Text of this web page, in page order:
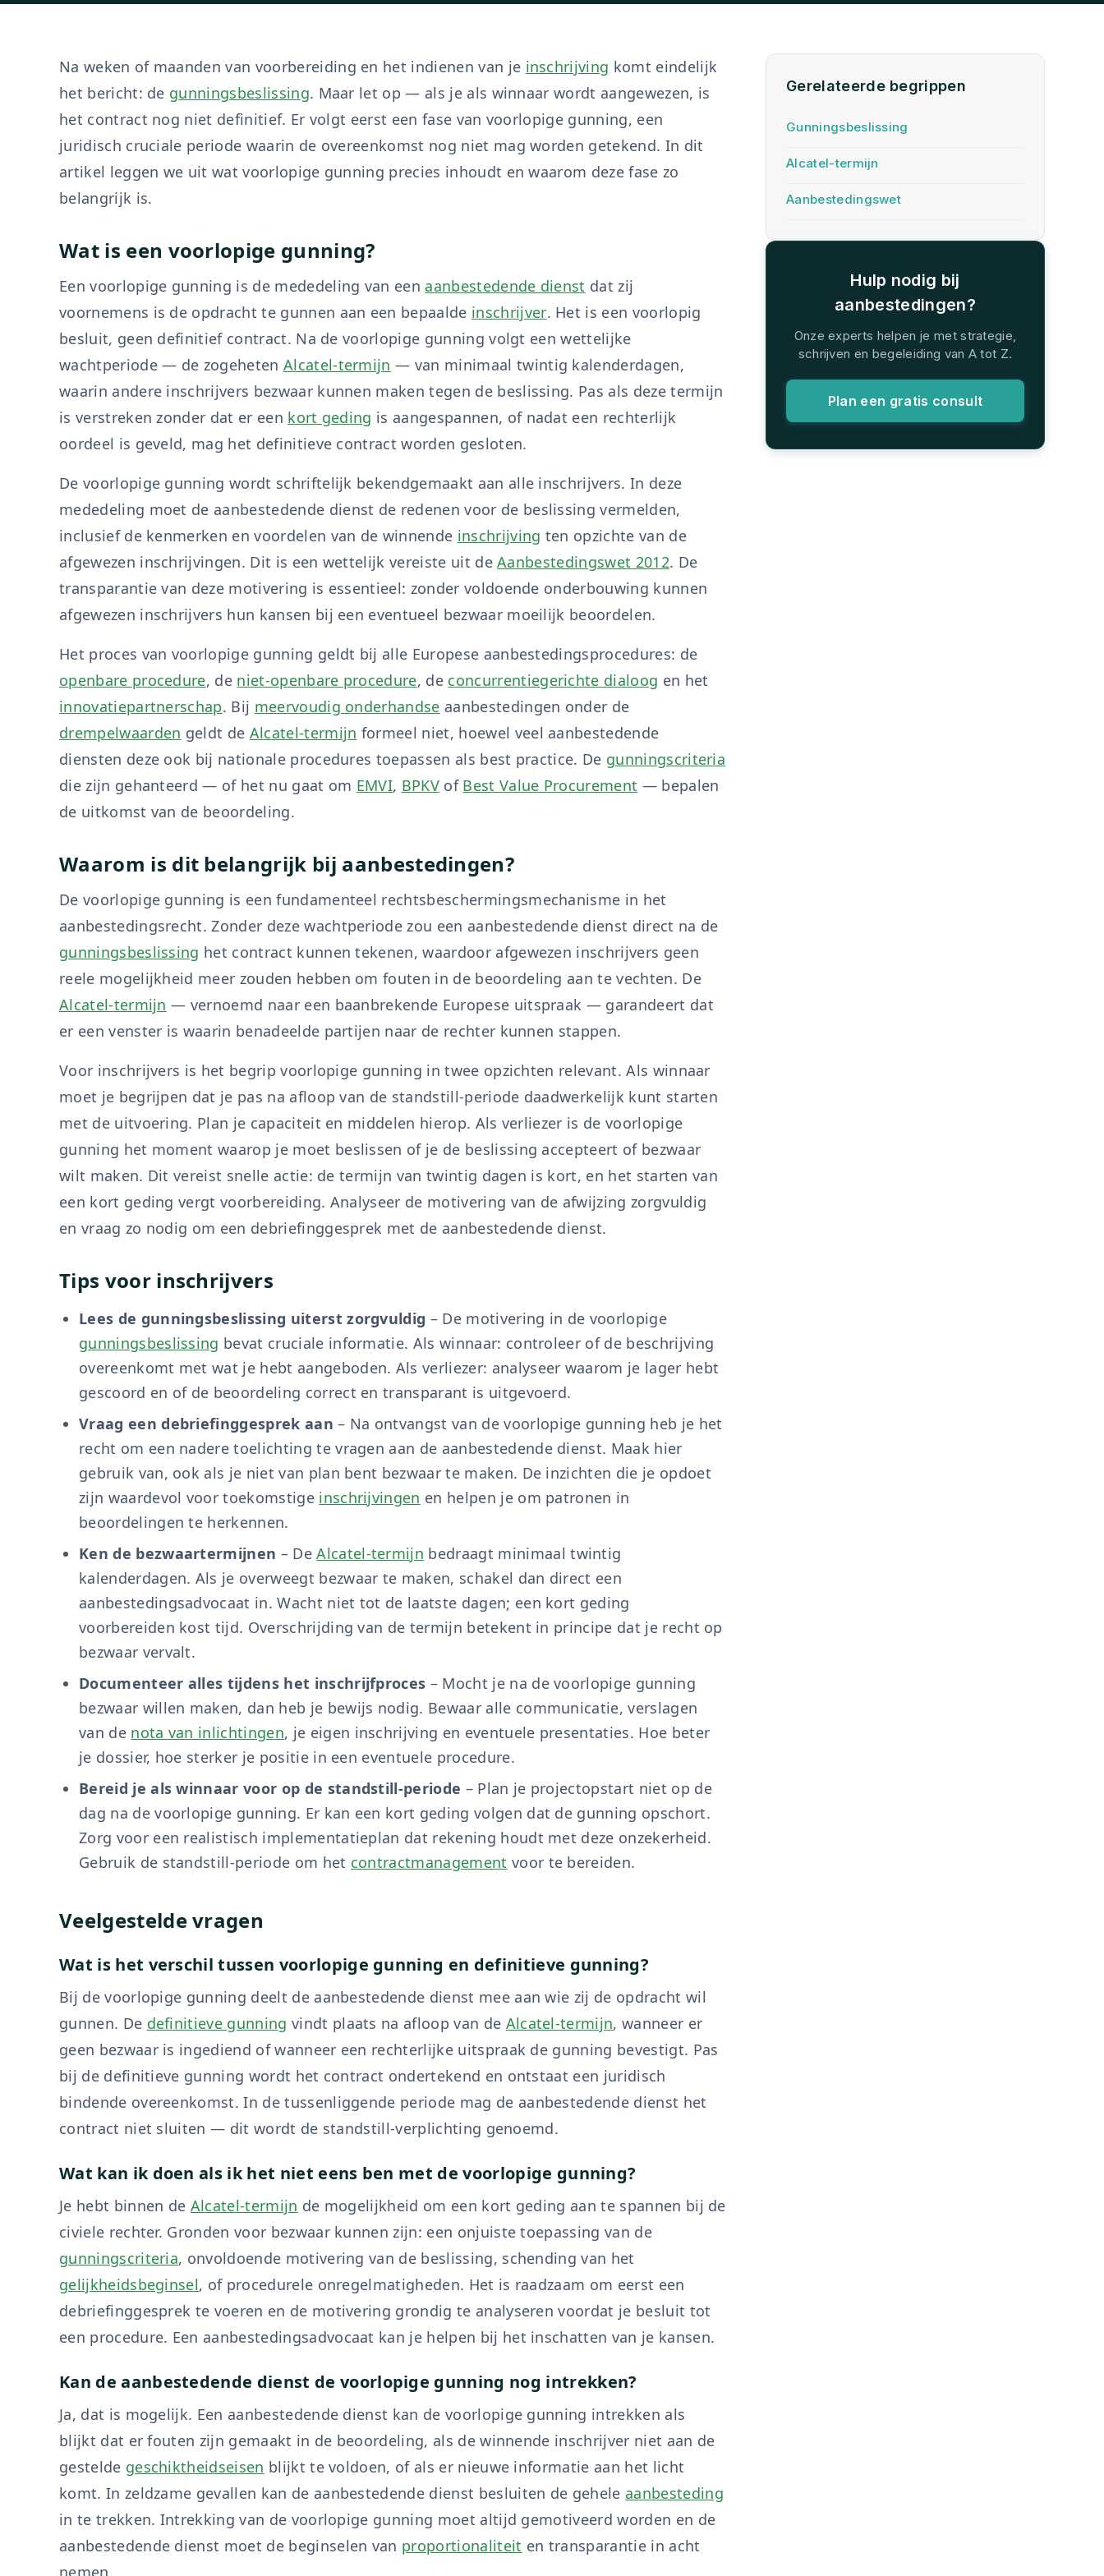
Na weken of maanden van voorbereiding en het indienen van je inschrijving komt eindelijk
het bericht: de gunningsbeslissing. Maar let op — als je als winnaar wordt aangewezen, is
het contract nog niet definitief. Er volgt eerst een fase van voorlopige gunning, een
juridisch cruciale periode waarin de overeenkomst nog niet mag worden getekend. In dit
artikel leggen we uit wat voorlopige gunning precies inhoudt en waarom deze fase zo
belangrijk is.
Wat is een voorlopige gunning?
Een voorlopige gunning is de mededeling van een aanbestedende dienst dat zij
voornemens is de opdracht te gunnen aan een bepaalde inschrijver. Het is een voorlopig
besluit, geen definitief contract. Na de voorlopige gunning volgt een wettelijke
wachtperiode — de zogeheten Alcatel-termijn — van minimaal twintig kalenderdagen,
waarin andere inschrijvers bezwaar kunnen maken tegen de beslissing. Pas als deze termijn
is verstreken zonder dat er een kort geding is aangespannen, of nadat een rechterlijk
oordeel is geveld, mag het definitieve contract worden gesloten.
De voorlopige gunning wordt schriftelijk bekendgemaakt aan alle inschrijvers. In deze
mededeling moet de aanbestedende dienst de redenen voor de beslissing vermelden,
inclusief de kenmerken en voordelen van de winnende inschrijving ten opzichte van de
afgewezen inschrijvingen. Dit is een wettelijk vereiste uit deAanbestedingswet 2012. De
transparantie van deze motivering is essentieel: zonder voldoende onderbouwing kunnen
afgewezen inschrijvers hun kansen bij een eventueel bezwaar moeilijk beoordelen.
Het proces van voorlopige gunning geldt bij alle Europese aanbestedingsprocedures: de
openbare procedure, de niet-openbare procedure, de concurrentiegerichte dialoog en het
innovatiepartnerschap. Bij meervoudig onderhandse aanbestedingen onder de
drempelwaarden geldt de Alcatel-termijn formeel niet, hoewel veel aanbestedende
diensten deze ook bij nationale procedures toepassen als best practice. De gunningscriteria
die zijn gehanteerd — of het nu gaat om EMVI, BPKV of Best Value Procurement — bepalen
de uitkomst van de beoordeling.
Waarom is dit belangrijk bij aanbestedingen?
De voorlopige gunning is een fundamenteel rechtsbeschermingsmechanisme in het
aanbestedingsrecht. Zonder deze wachtperiode zou een aanbestedende dienst direct na de
gunningsbeslissing het contract kunnen tekenen, waardoor afgewezen inschrijvers geen
reele mogelijkheid meer zouden hebben om fouten in de beoordeling aan te vechten. De
Alcatel-termijn — vernoemd naar een baanbrekende Europese uitspraak — garandeert dat
er een venster is waarin benadeelde partijen naar de rechter kunnen stappen.
Voor inschrijvers is het begrip voorlopige gunning in twee opzichten relevant. Als winnaar
moet je begrijpen dat je pas na afloop van de standstill-periode daadwerkelijk kunt starten
met de uitvoering. Plan je capaciteit en middelen hierop. Als verliezer is de voorlopige
gunning het moment waarop je moet beslissen of je de beslissing accepteert of bezwaar
wilt maken. Dit vereist snelle actie: de termijn van twintig dagen is kort, en het starten van
een kort geding vergt voorbereiding. Analyseer de motivering van de afwijzing zorgvuldig
en vraag zo nodig om een debriefinggesprek met de aanbestedende dienst.
Tips voor inschrijvers
Lees de gunningsbeslissing uiterst zorgvuldig – De motivering in de voorlopige
gunningsbeslissing bevat cruciale informatie. Als winnaar: controleer of de beschrijving
overeenkomt met wat je hebt aangeboden. Als verliezer: analyseer waarom je lager hebt
gescoord en of de beoordeling correct en transparant is uitgevoerd.
Vraag een debriefinggesprek aan – Na ontvangst van de voorlopige gunning heb je het
recht om een nadere toelichting te vragen aan de aanbestedende dienst. Maak hier
gebruik van, ook als je niet van plan bent bezwaar te maken. De inzichten die je opdoet
zijn waardevol voor toekomstige inschrijvingen en helpen je om patronen in
beoordelingen te herkennen.
Ken de bezwaartermijnen – DeAlcatel-termijn bedraagt minimaal twintig
kalenderdagen. Als je overweegt bezwaar te maken, schakel dan direct een
aanbestedingsadvocaat in. Wacht niet tot de laatste dagen; een kort geding
voorbereiden kost tijd. Overschrijding van de termijn betekent in principe dat je recht op
bezwaar vervalt.
Documenteer alles tijdens het inschrijfproces – Mocht je na de voorlopige gunning
bezwaar willen maken, dan heb je bewijs nodig. Bewaar alle communicatie, verslagen
van de nota van inlichtingen, je eigen inschrijving en eventuele presentaties. Hoe beter
je dossier, hoe sterker je positie in een eventuele procedure.
Bereid je als winnaar voor op de standstill-periode – Plan je projectopstart niet op de
dag na de voorlopige gunning. Er kan een kort geding volgen dat de gunning opschort.
Zorg voor een realistisch implementatieplan dat rekening houdt met deze onzekerheid.
Gebruik de standstill-periode om het contractmanagement voor te bereiden.
Veelgestelde vragen
Wat is het verschil tussen voorlopige gunning en definitieve gunning?
Bij de voorlopige gunning deelt de aanbestedende dienst mee aan wie zij de opdracht wil
gunnen. De definitieve gunning vindt plaats na afloop van de Alcatel-termijn, wanneer er
geen bezwaar is ingediend of wanneer een rechterlijke uitspraak de gunning bevestigt. Pas
bij de definitieve gunning wordt het contract ondertekend en ontstaat een juridisch
bindende overeenkomst. In de tussenliggende periode mag de aanbestedende dienst het
contract niet sluiten — dit wordt de standstill-verplichting genoemd.
Wat kan ik doen als ik het niet eens ben met de voorlopige gunning?
Je hebt binnen de Alcatel-termijn de mogelijkheid om een kort geding aan te spannen bij de
civiele rechter. Gronden voor bezwaar kunnen zijn: een onjuiste toepassing van de
gunningscriteria, onvoldoende motivering van de beslissing, schending van het
gelijkheidsbeginsel, of procedurele onregelmatigheden. Het is raadzaam om eerst een
debriefinggesprek te voeren en de motivering grondig te analyseren voordat je besluit tot
een procedure. Een aanbestedingsadvocaat kan je helpen bij het inschatten van je kansen.
Kan de aanbestedende dienst de voorlopige gunning nog intrekken?
Ja, dat is mogelijk. Een aanbestedende dienst kan de voorlopige gunning intrekken als
blijkt dat er fouten zijn gemaakt in de beoordeling, als de winnende inschrijver niet aan de
gestelde geschiktheidseisen blijkt te voldoen, of als er nieuwe informatie aan het licht
komt. In zeldzame gevallen kan de aanbestedende dienst besluiten de gehele aanbesteding
in te trekken. Intrekking van de voorlopige gunning moet altijd gemotiveerd worden en de
aanbestedende dienst moet de beginselen van proportionaliteit en transparantie in acht
nemen.
Gerelateerde begrippen
Gunningsbeslissing
Alcatel-termijn
Aanbestedingswet
Hulp nodig bij
aanbestedingen?
Onze experts helpen je met strategie,
schrijven en begeleiding van A tot Z.
Plan een gratis consult